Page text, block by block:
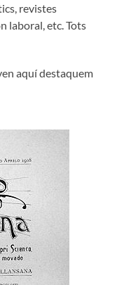
revistes
laboral, etc. Tots
aquí destaquem